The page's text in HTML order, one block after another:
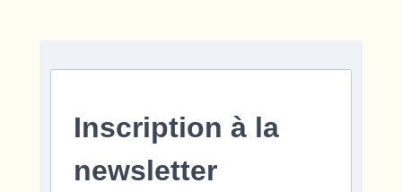
Inscription à la
newsletter